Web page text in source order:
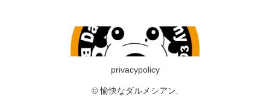
privacypolicy
© 愉快なダルメシアン.